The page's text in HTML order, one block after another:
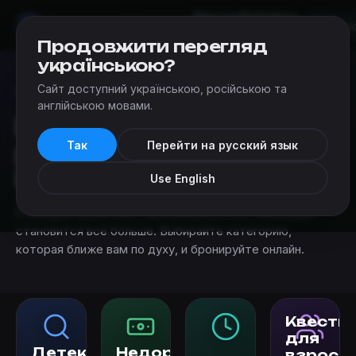
КвестыДобавить
Квесты›Категории квестов в реальности в Николаеве
Категории квестов в
реальности в
Николаеве
С каждым днём квестов в реальности в Николаеве
становится всё больше. Выбирайте категорию,
которая ближе вам по духу, и бронируйте онлайн.
ДетективныеНедорогие
Квесты
для
Продовжити перегляд
українською?
Сайт доступний українською, російською та
англійською мовами.
Так Перейти на русский язык
Use English